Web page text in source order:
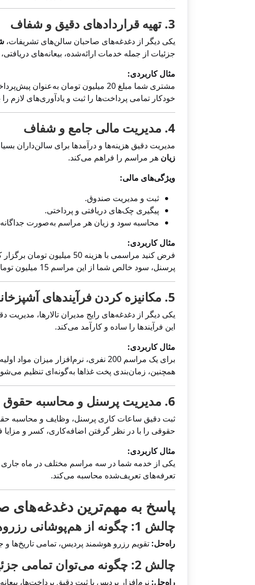
3. تهیه قراردادهای دقیق و شفاف
یکی دیگر از دغدغه‌های صاحبان سالن‌های تشریفات،
جزئیات از جمله خدمات ارائه‌شده، بیعانه‌های
مثال کاربردی:
مشتری شما مبلغ 20 میلیون تومان
خودکار تمامی پرداخت‌ها را ثبت و یادآوری‌های
4. مدیریت مالی جامع و شفاف
مدیریت دقیق هزینه‌ها و درآمدها برای سالن‌داران
زیان هر مراسم را فراهم می‌کند.
ویژگی‌های مالی:
ثبت و مدیریت صندوق.
پیگیری چک‌های دریافتی و پرداختی.
محاسبه سود و زیان هر مراسم به‌صورت
مثال کاربردی:
فرض کنید مراسمی با
پرسنل، سود خالص شما از این مراسم 15 میلیون تومان بوده است.
5. مکانیزه کردن فرآیندهای آشپزخانه و انبارداری
یکی دیگر از دغدغه‌های رایج مدیران تالارها، مدیریت
این فرآیندها را ساده و کارآمد می‌کند.
مثال کاربردی:
برای یک مراسم 200 نفری، نرم‌افزار
همچنین، زمان‌بندی پخت غذاها به‌گونه‌ای تنظیم
6. مدیریت پرسنل و محاسبه حقوق و دستمزد
ثبت دقیق ساعات کاری پرسنل، وظایف و محاسبه
حقوقی را با در نظر گرفتن اضافه‌کاری، کسر و مزایا
مثال کاربردی:
یکی از خدمه شما در سه مراسم مختلف در ماه
تعرفه‌های تعریف‌شده محاسبه می‌کند.
پاسخ به مهم‌ترین دغدغه‌های
چالش 1: چگونه از هم‌پوشانی رزروها جلوگیری کنیم؟
راه‌حل: تقویم رزرو هوشمند پردیس، تمامی تاریخ‌ها
چالش 2: چگونه می‌توان تمامی جزئیات مالی یک مراسم را به‌صورت شفاف مدیریت کرد؟
راه‌حل: نرم‌افزار پردیس با ثبت دقیق پرداخت‌ها،